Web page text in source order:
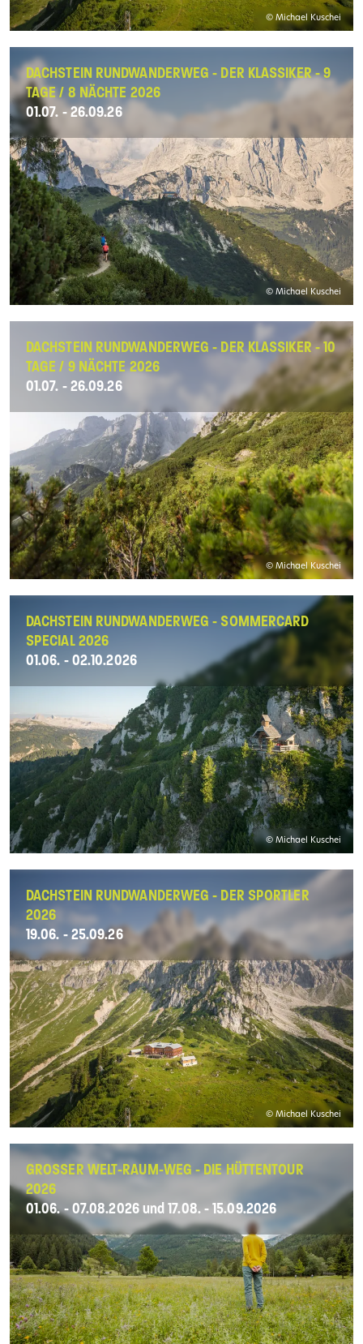
© Michael Kuschei
DACHSTEIN RUNDWANDERWEG - DER KLASSIKER - 9
TAGE / 8 NÄCHTE 2026
01.07. - 26.09.26
© Michael Kuschei
DACHSTEIN RUNDWANDERWEG - DER KLASSIKER - 10
TAGE / 9 NÄCHTE 2026
01.07. - 26.09.26
© Michael Kuschei
DACHSTEIN RUNDWANDERWEG - SOMMERCARD
SPECIAL 2026
01.06. - 02.10.2026
© Michael Kuschei
DACHSTEIN RUNDWANDERWEG - DER SPORTLER
2026
19.06. - 25.09.26
© Michael Kuschei
GROSSER WELT-RAUM-WEG - DIE HÜTTENTOUR 2
026
01.06. - 07.08.2026 und 17.08. - 15.09.2026